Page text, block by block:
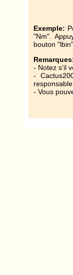
Exemple:
"Nm".
bouton
- Notez s'il
-
- Vous